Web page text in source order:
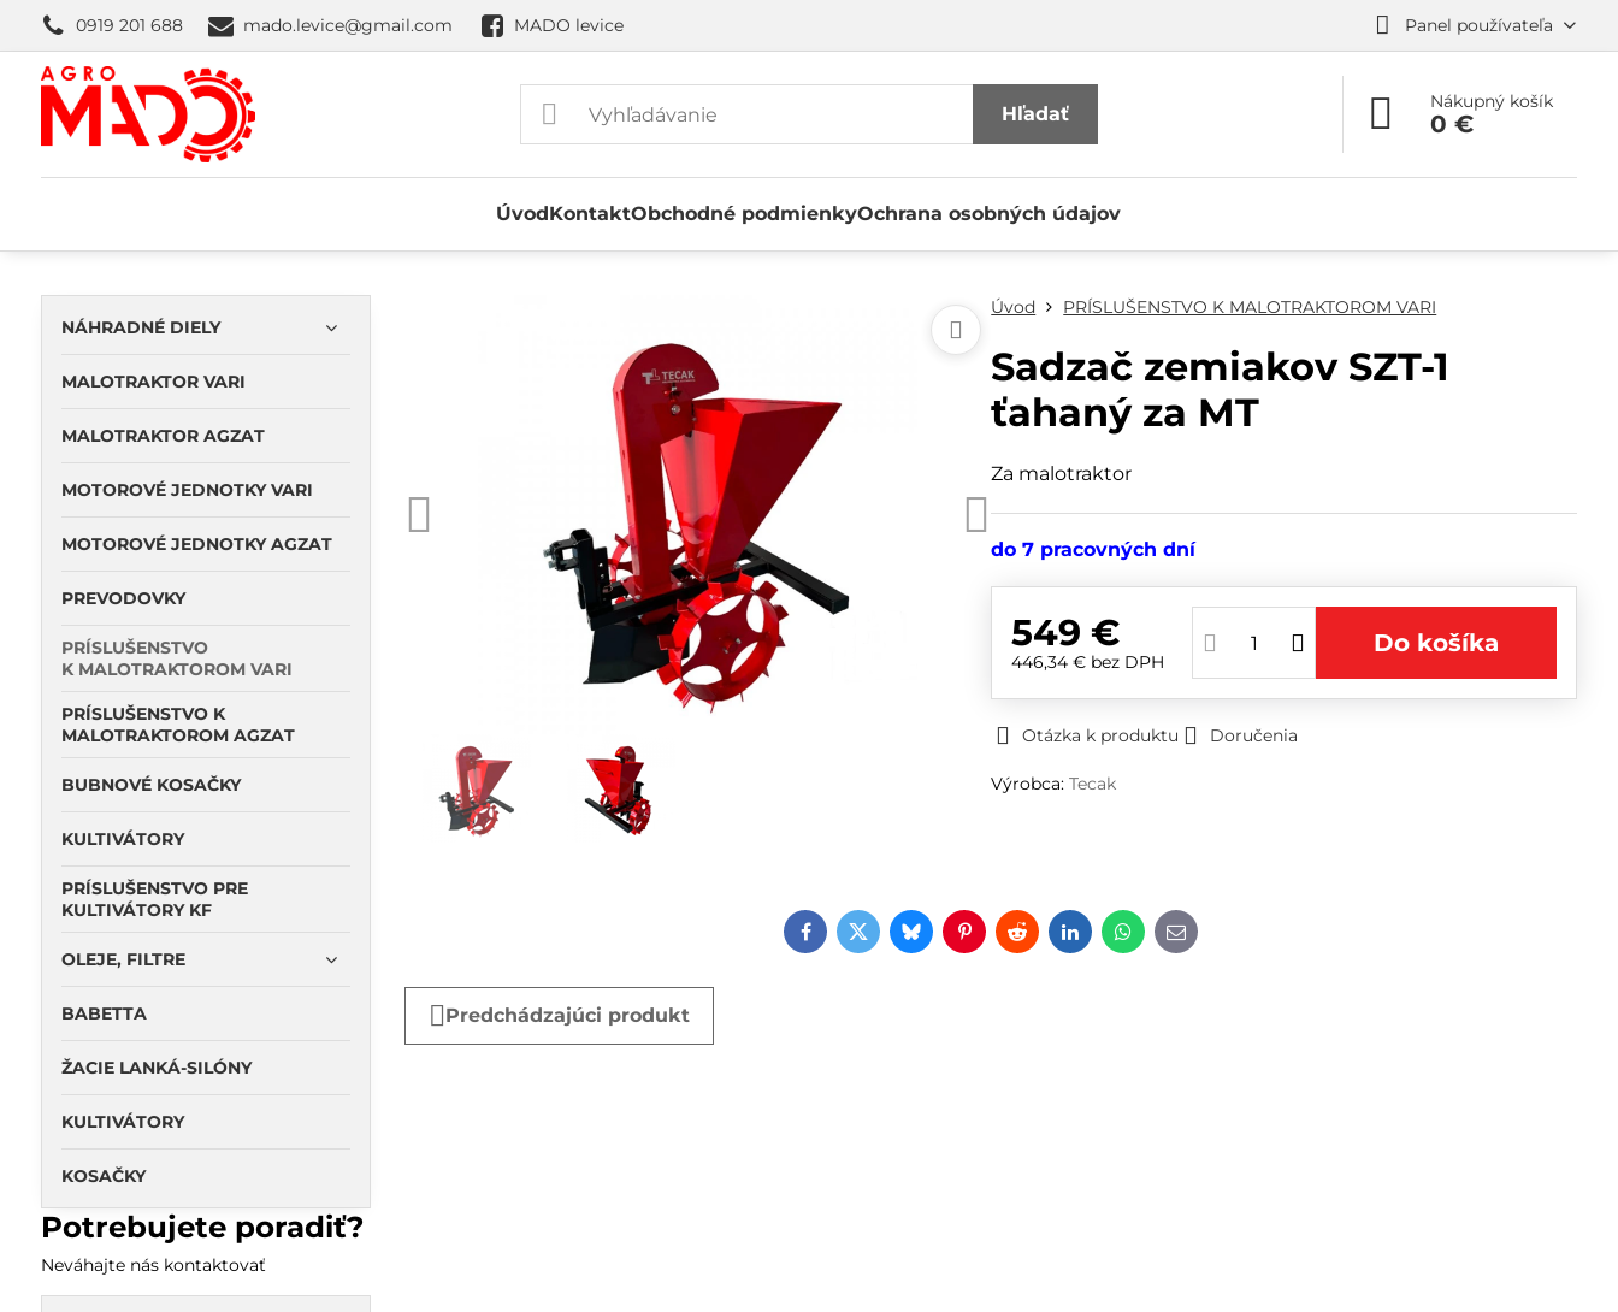
0919 201 688 mado.levice@gmail.com MADO levice Panel používateľa
Hľadať
Nákupný košík
0 €
ÚvodKontaktObchodné podmienkyOchrana osobných údajov
Úvod PRÍSLUŠENSTVO K MALOTRAKTOROM VARI
Sadzač zemiakov SZT-1
ťahaný za MT
Za malotraktor
do 7 pracovných dní
549 €
446,34 € bez DPH
Do košíka
Otázka k produktu Doručenia
Výrobca:Tecak
Facebook
TwitterBlueskyPinterest
RedditLinkedInWhatsApp
E-
mail
Predchádzajúci produkt
NÁHRADNÉ DIELY
MALOTRAKTOR VARI
MALOTRAKTOR AGZAT
MOTOROVÉ JEDNOTKY VARI
MOTOROVÉ JEDNOTKY AGZAT
PREVODOVKY
PRÍSLUŠENSTVO
K MALOTRAKTOROM VARI
PRÍSLUŠENSTVO K
MALOTRAKTOROM AGZAT
BUBNOVÉ KOSAČKY
KULTIVÁTORY
PRÍSLUŠENSTVO PRE
KULTIVÁTORY KF
OLEJE, FILTRE
BABETTA
ŽACIE LANKÁ-SILÓNY
KULTIVÁTORY
KOSAČKY
Potrebujete poradiť?
Neváhajte nás kontaktovať